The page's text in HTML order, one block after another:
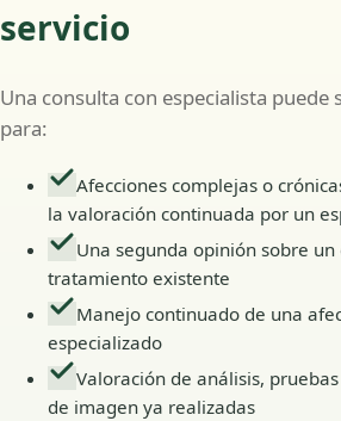
servicio
Una consulta con especialista puede
para:
Afecciones complejas o
la valoración continuada por un
Una segunda opinión sobre
tratamiento existente
Manejo continuado de una
especializado
Valoración de análisis,
de imagen ya realizadas